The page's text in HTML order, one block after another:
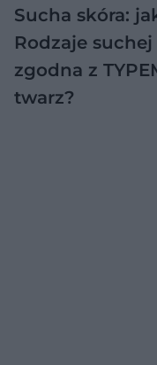
Sucha skóra:
Rodzaje
zgodna z
twarz?